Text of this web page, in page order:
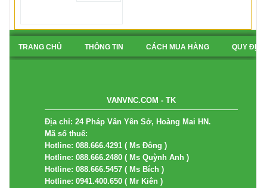
TRANG CHỦ THÔNG TIN CÁCH MUA HÀNG QUY
VANVNC.COM - TK
Địa chỉ: 24 Pháp Vân Yên Sở, Hoàng Mai HN.
Mã số thuế:
Hotline: 088.666.4291 ( Ms Đông )
Hotline: 088.666.2480 ( Ms Quỳnh Anh )
Hotline: 088.666.5457 ( Ms Bích )
Hotline: 0941.400.650 ( Mr Kiên )